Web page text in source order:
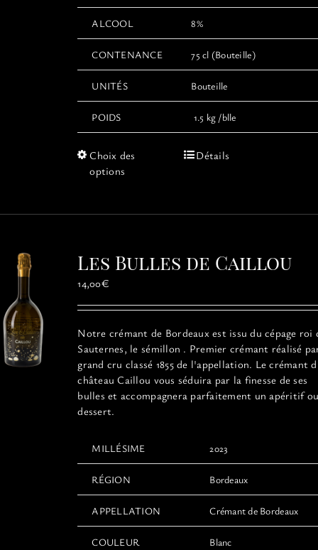
ALCOOL 8%
CONTENANCE 75 cl (Bouteille)
UNITÉS Bouteille
POIDS 1.5 kg /blle
Choix des
options
Ce
variations.
peuvent
sur
la
page
du
produit
Détails
Les Bulles de Caillou
14,00€
Notre crémant de Bordeaux est issu du cépage roi
Sauternes, le sémillon . Premier crémant réalisé
grand cru classé 1855 de l'appellation. Le crémant
château Caillou vous séduira par la finesse de ses
bulles et accompagnera parfaitement un apéritif
dessert.
MILLÉSIME 2023
RÉGION Bordeaux
APPELLATION Crémant de Bordeaux
COULEUR Blanc